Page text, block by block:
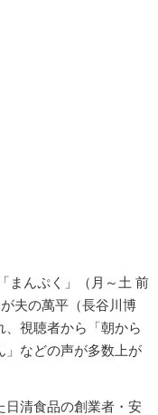
まんぷく」（月～土 前
夫の萬平（長谷川博
視聴者から「朝から
」などの声が多数上が
清食品の創業者・安